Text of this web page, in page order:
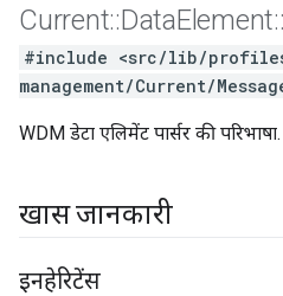
Current::DataElement::
#include <src/lib/
management/Current/
WDM डेटा एलिमेंट पार्सर की परिभाषा.
खास जानकारी
इनहेरिटेंस